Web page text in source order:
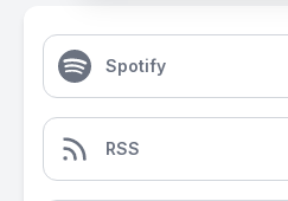
Spotify
RSS